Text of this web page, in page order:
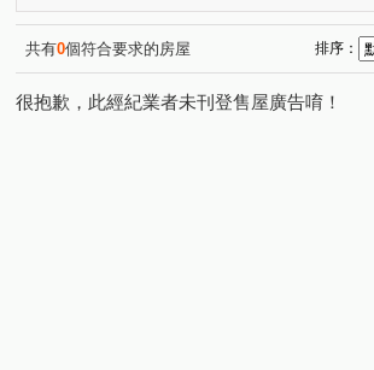
共有0個符合要求的房屋 排序：
很抱歉，此經紀業者未刊登售屋廣告唷！